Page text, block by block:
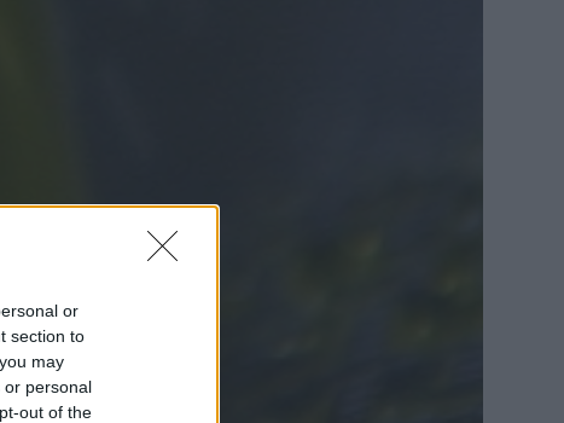
or
section to
may
or personal
out of the